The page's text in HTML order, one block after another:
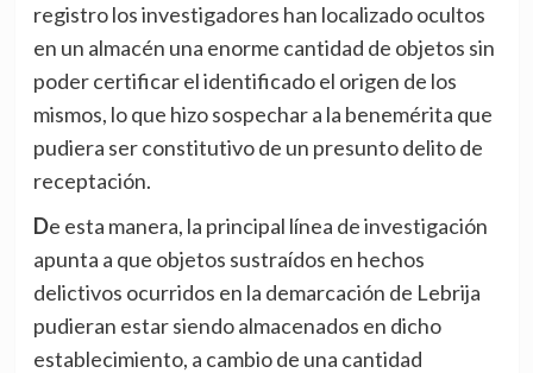
registro los investigadores han localizado ocultos
en un almacén una enorme cantidad de objetos sin
poder certificar el identificado el origen de los
mismos, lo que hizo sospechar a la benemérita que
pudiera ser constitutivo de un presunto delito de
receptación.
De esta manera, la principal línea de investigación
apunta a que objetos sustraídos en hechos
delictivos ocurridos en la demarcación de Lebrija
pudieran estar siendo almacenados en dicho
establecimiento, a cambio de una cantidad